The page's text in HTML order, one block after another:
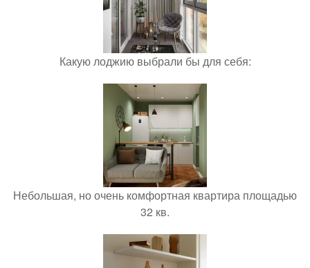
Какую лоджию выбрали бы для себя:
Небольшая, но очень комфортная квартира площадью
32 кв.